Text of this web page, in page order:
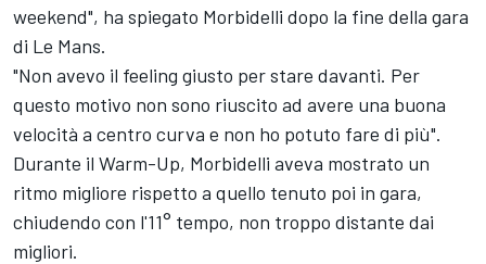
weekend", ha spiegato Morbidelli dopo la fine della gara
di Le Mans.
"Non avevo il feeling giusto per stare davanti. Per
questo motivo non sono riuscito ad avere una buona
velocità a centro curva e non ho potuto fare di più".
Durante il Warm-Up, Morbidelli aveva mostrato un
ritmo migliore rispetto a quello tenuto poi in gara,
chiudendo con l'11° tempo, non troppo distante dai
migliori.